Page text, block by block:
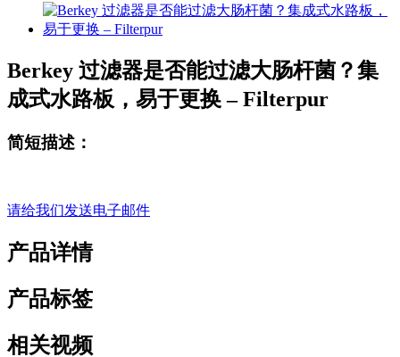
Berkey 过滤器是否能过滤大肠杆菌？集
成式水路板，易于更换 – Filterpur
简短描述：
请给我们发送电子邮件
产品详情
产品标签
相关视频